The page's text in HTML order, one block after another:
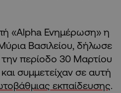
«Alpha Ενημέρωση» η
Βασιλείου, δήλωσε
περίοδο 30 Μαρτίου
συμμετείχαν σε αυτή
εκπαίδευσης.